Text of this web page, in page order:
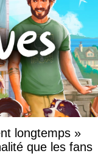
longtemps »
que les fans